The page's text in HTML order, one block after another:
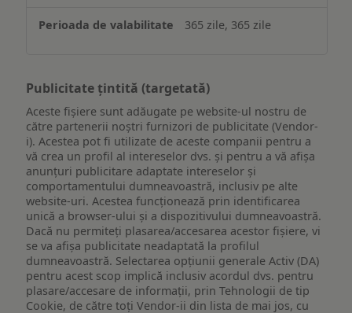
365 zile, 365 zile
Publicitate țintită (targetată)
Aceste fișiere sunt adăugate pe website-ul nostru de
către partenerii noștri furnizori de publicitate (Vendor-
i). Acestea pot fi utilizate de aceste companii pentru a
vă crea un profil al intereselor dvs. și pentru a vă afișa
anunțuri publicitare adaptate intereselor și
comportamentului dumneavoastră, inclusiv pe alte
website-uri. Acestea funcționează prin identificarea
unică a browser-ului și a dispozitivului dumneavoastră.
Dacă nu permiteți plasarea/accesarea acestor fișiere, vi
se va afișa publicitate neadaptată la profilul
dumneavoastră. Selectarea opțiunii generale Activ (DA)
pentru acest scop implică inclusiv acordul dvs. pentru
plasare/accesare de informații, prin Tehnologii de tip
Cookie, de către toți Vendor-ii din lista de mai jos, cu